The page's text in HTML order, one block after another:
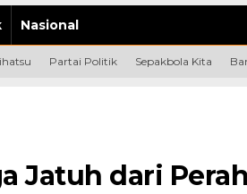
Nasional
Partai Politik Sepakbola Kita
Jatuh dari